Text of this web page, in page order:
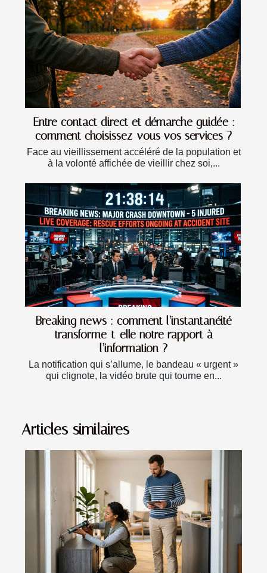
Entre contact direct et démarche guidée :
comment choisissez-vous vos services ?
Face au vieillissement accéléré de la population et
à la volonté affichée de vieillir chez soi,...
Breaking news : comment l’instantanéité
transforme-t-elle notre rapport à
l’information ?
La notification qui s’allume, le bandeau « urgent »
qui clignote, la vidéo brute qui tourne en...
Articles similaires